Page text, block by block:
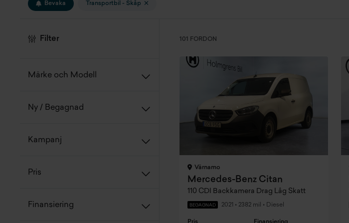
Bevaka Transportbil - Skåp
Filter
Märke och Modell
Ny / Begagnad
Kampanj
Pris
Finansiering
101 FORDON
Värnamo
Mercedes-Benz Citan
110 CDI Backkamera Drag Låg Skatt
BEGAGNAD 2021 • 2382 mil • Diesel